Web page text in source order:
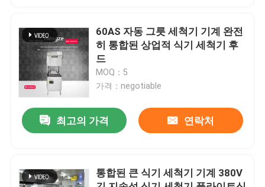
품질 관리
연락처
견적 요청
랙 컨베이어 식기 세척기
60AS 자동 그릇 세척기 기계 완전
히 통합된 상업적 식기 세척기 후
드
MOQ：5
가격：negotiable
최고의 가격 연락처
통합된 큰 식기 세척기 기계 380V